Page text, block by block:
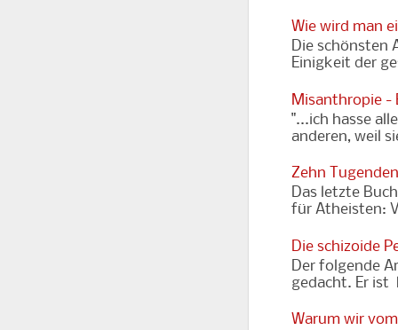
Wie wird man
Die schönsten
Einigkeit der
Misanthropie -
"...ich hasse
anderen, weil
Zehn
Das letzte
für Atheisten:
Die schizoide
Der folgende
gedacht. Er ist
Warum wir